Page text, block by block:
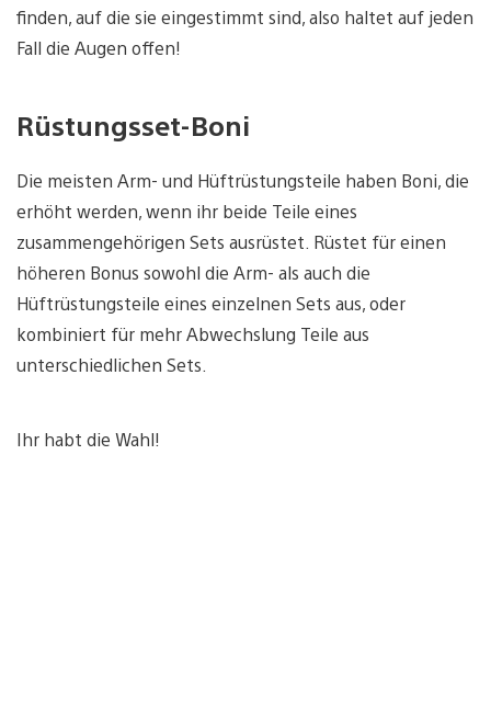
finden, auf die sie eingestimmt sind, also haltet auf jeden
Fall die Augen offen!
Rüstungsset-Boni
Die meisten Arm- und Hüftrüstungsteile haben Boni, die
erhöht werden, wenn ihr beide Teile eines
zusammengehörigen Sets ausrüstet. Rüstet für einen
höheren Bonus sowohl die Arm- als auch die
Hüftrüstungsteile eines einzelnen Sets aus, oder
kombiniert für mehr Abwechslung Teile aus
unterschiedlichen Sets.
Ihr habt die Wahl!